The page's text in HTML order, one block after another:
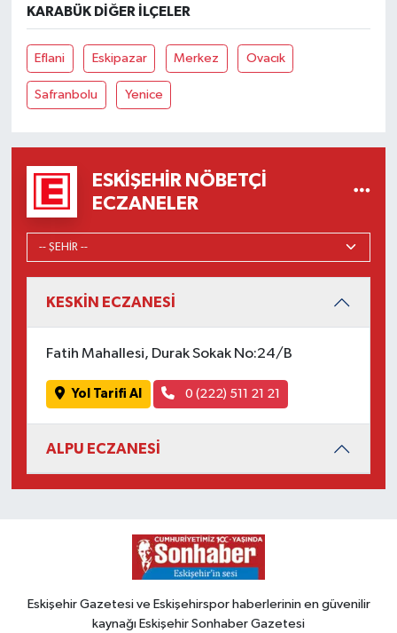
KARABÜK DIĞER İLÇELER
Eflani Eskipazar Merkez Ovacık
Safranbolu Yenice
ESKIŞEHIR NÖBETÇI
ECZANELER
KESKİN ECZANESİ
Fatih Mahallesi, Durak Sokak No:24/B
Yol Tarifi Al 0 (222) 511 21 21
ALPU ECZANESİ
Eskişehir Gazetesi ve Eskişehirspor haberlerinin en güvenilir
kaynağı Eskişehir Sonhaber Gazetesi